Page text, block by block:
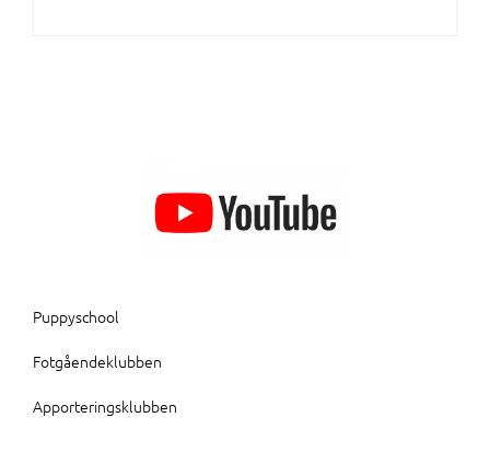
Puppyschool
Fotgåendeklubben
Apporteringsklubben